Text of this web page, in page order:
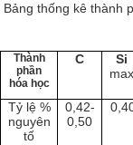
Bảng thống kê thành
Thành
phần
hóa học
C
Si
max.
Tỷ lệ %
nguyên
tố
0,42-
0,50